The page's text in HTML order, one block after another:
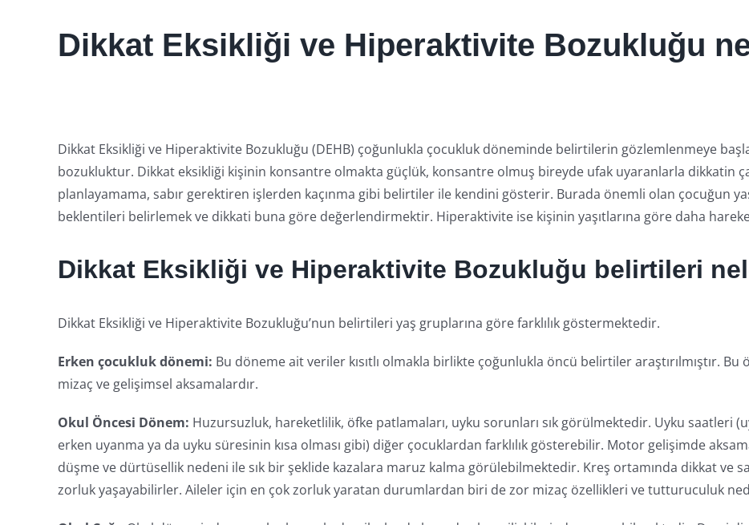
Dikkat Eksikliği ve Hiperaktivite Bozukluğu
Dikkat Eksikliği ve Hiperaktivite Bozukluğu (DEHB) çoğunlukla çocukluk döneminde belirtilerin gözlemlenmeye
bozukluktur. Dikkat eksikliği kişinin konsantre olmakta güçlük, konsantre olmuş bireyde ufak uyaranlarla dikkatin
planlayamama, sabır gerektiren işlerden kaçınma gibi belirtiler ile kendini gösterir. Burada önemli olan çocuğun
beklentileri belirlemek ve dikkati buna göre değerlendirmektir. Hiperaktivite ise kişinin yaşıtlarına göre daha
Dikkat Eksikliği ve Hiperaktivite Bozukluğu belirtileri
Dikkat Eksikliği ve Hiperaktivite Bozukluğu’nun belirtileri yaş gruplarına göre farklılık göstermektedir.
Erken çocukluk dönemi: Bu döneme ait veriler kısıtlı olmakla birlikte çoğunlukla öncü belirtiler araştırılmıştır.
mizaç ve gelişimsel aksamalardır.
Okul Öncesi Dönem: Huzursuzluk, hareketlilik, öfke patlamaları, uyku sorunları sık görülmektedir. Uyku saatleri
erken uyanma ya da uyku süresinin kısa olması gibi) diğer çocuklardan farklılık gösterebilir. Motor gelişimde
düşme ve dürtüsellik nedeni ile sık bir şeklide kazalara maruz kalma görülebilmektedir. Kreş ortamında dikkat ve
zorluk yaşayabilirler. Aileler için en çok zorluk yaratan durumlardan biri de zor mizaç özellikleri ve tutturuculuk